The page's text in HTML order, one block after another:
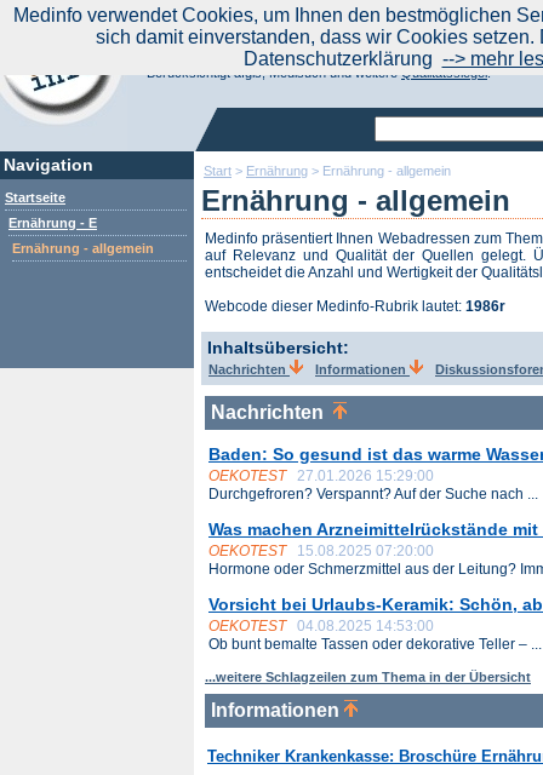
Start > Ernährung > Ernährung - allgemein
Ernährung - allgemein
Medinfo präsentiert Ihnen Webadressen zum
auf Relevanz und Qualität der Quellen gelegt.
entscheidet die Anzahl und Wertigkeit der
Webcode dieser Medinfo-Rubrik lautet: 1986r
Inhaltsübersicht:
Nachrichten Informationen
Nachrichten
Baden: So gesund ist das warme
OEKOTEST
27.01.2026 15:29:00
Durchgefroren? Verspannt? Auf der Suche nach ...
Was machen Arzneimittelrückstände
OEKOTEST
15.08.2025 07:20:00
Hormone oder Schmerzmittel aus der Leitung?
Vorsicht bei Urlaubs-Keramik: Schön,
OEKOTEST
04.08.2025 14:53:00
Ob bunt bemalte Tassen oder dekorative Teller – ...
...weitere Schlagzeilen zum Thema in der Übersicht
Informationen
Techniker Krankenkasse: Broschüre
Navigation
Startseite
Ernährung - E
Ernährung - allgemein
Aktuelle Nachrichten|
Suchen Sie noch oder Finden Sie schon?
Medinfo.de - Meta-Portal für Gesundheitsthemen
Berücksichtigt afgis, Medisuch und weitereQualitätssiegel.
Medinfo verwendet Cookies, um Ihnen den bestmöglichen
sich damit einverstanden, dass wir Cookies
Datenschutzerklärung --> mehr